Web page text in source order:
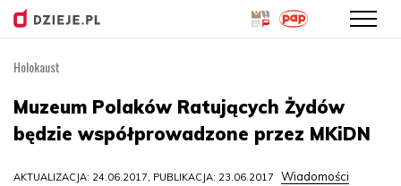
treści
Holokaust
Muzeum Polaków Ratujących Żydów
będzie współprowadzone przez MKiDN
AKTUALIZACJA: 24.06.2017, PUBLIKACJA: 23.06.2017 Wiadomości